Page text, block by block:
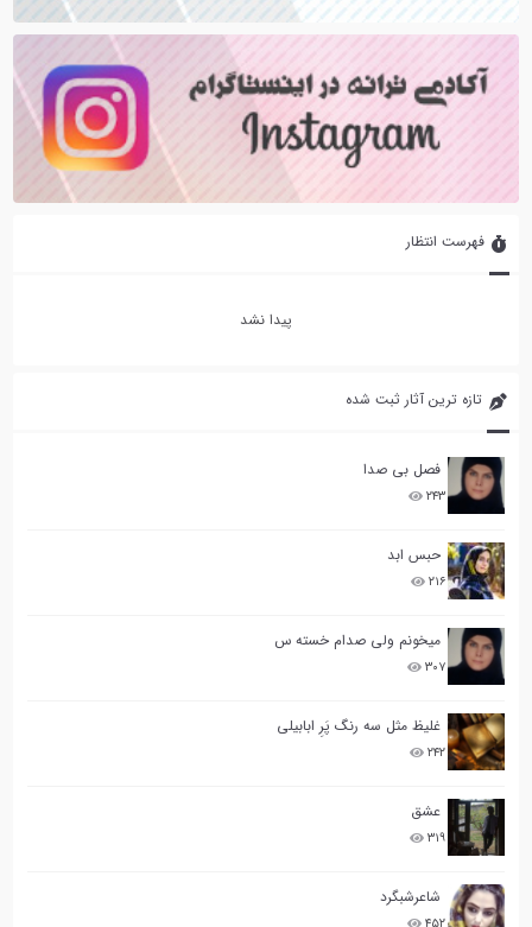
تازه ترین آثار ثبت شده
فصل بی صدا
۲۴۳
حبس ابد
۲۱۶
میخونم ولی صدام خسته س
۳۰۷
غلیظ مثل سه رنگ پَرِ ابابیلی
۲۴۲
عشق
۳۱۹
شاعرشبگرد
فهرست انتظار
پیدا نشد